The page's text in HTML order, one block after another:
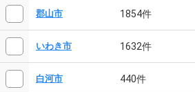
郡山市 1854件
いわき市 1632件
白河市 440件